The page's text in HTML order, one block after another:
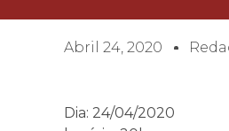
Abril 24, 2020
Dia: 24/04/2020